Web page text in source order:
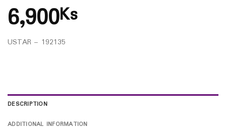
6,900Ks
USTAR – 192135
DESCRIPTION
ADDITIONAL INFORMATION